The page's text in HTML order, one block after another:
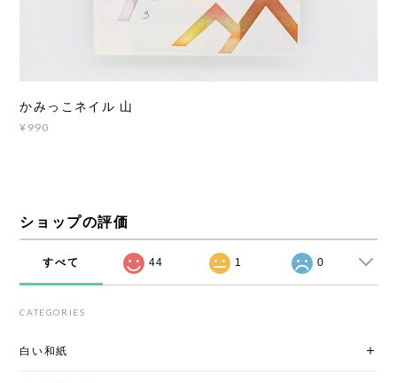
かみっこネイル 山
¥990
ショップの評価
すべて 44 1 0
CATEGORIES
白い和紙